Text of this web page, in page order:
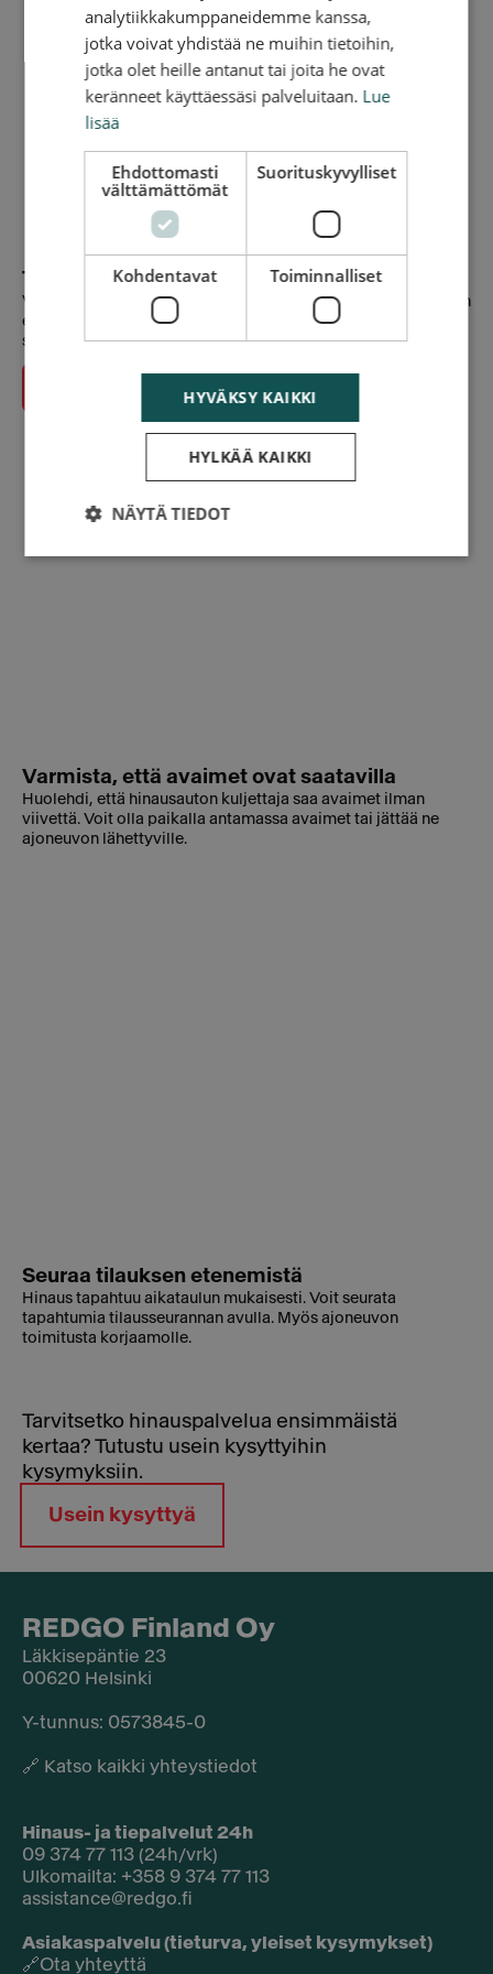
Tee tilaus verkossa
Valitse palvelu ja anna osoitetiedot niin näet hinauksen hinnan
eri päiville. Maksa palvelu verkossa ja saat linkin, josta voit
seurata tilauksen etenemistä.
Varmista, että avaimet ovat saatavilla
Huolehdi, että hinausauton kuljettaja saa avaimet ilman
viivettä. Voit olla paikalla antamassa avaimet tai jättää ne
ajoneuvon lähettyville.
Seuraa tilauksen etenemistä
Hinaus tapahtuu aikataulun mukaisesti. Voit seurata
tapahtumia tilausseurannan avulla. Myös ajoneuvon
toimitusta korjaamolle.
Tarvitsetko hinauspalvelua ensimmäistä
kertaa? Tutustu usein kysyttyihin
kysymyksiin.
Usein kysyttyä
REDGO Finland Oy
Läkkisepäntie 23
00620 Helsinki
Y-tunnus: 0573845-0​
🔗 Katso kaikki yhteystiedot
Hinaus- ja tiepalvelut 24h
09 374 77 113 (24h/vrk)
Ulkomailta: +358 9 374 77 113
assistance@redgo.fi
Asiakaspalvelu (tieturva, yleiset kysymykset)
🔗Ota yhteyttä
analytiikkakumppaneidemme kanssa,
jotka voivat yhdistää ne muihin tietoihin,
jotka olet heille antanut tai joita he ovat
keränneet käyttäessäsi palveluitaan. Lue
lisää
Ehdottomasti
välttämättömät
Suorituskyvylliset
Kohdentavat Toiminnalliset
HYVÄKSY KAIKKI
HYLKÄÄ KAIKKI
NÄYTÄ TIEDOT